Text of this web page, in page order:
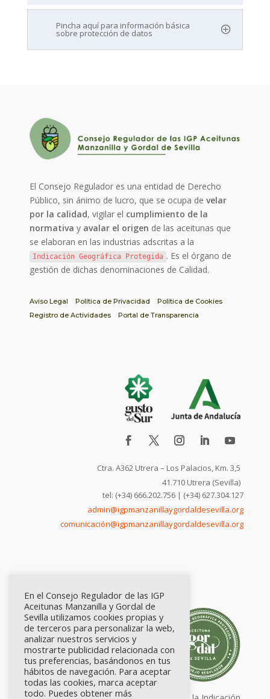
Pincha aquí para información básica
sobre protección de datos
El Consejo Regulador es una entidad de Derecho
Público, sin ánimo de lucro, que se ocupa develar
por la calidad, vigilar el cumplimiento de la
normativa y avalar el origen de las aceitunas que
se elaboran en las industrias adscritas a la
Indicación Geográfica Protegida . Es el órgano de
gestión de dichas denominaciones de Calidad.
Aviso Legal Política de Privacidad
Política de Cookies
Registro de Actividades
Portal de Transparencia
Ctra. A362 Utrera – Los Palacios, Km. 3,5
41.710 Utrera (Sevilla)
tel: (+34) 666.202.756 | (+34) 627.304.127
admin@igpmanzanillaygordaldesevilla.org
comunicación@igpmanzanillaygordaldesevilla.org
En el Consejo Regulador de las IGP
Aceitunas Manzanilla y Gordal de
Sevilla utilizamos cookies propias y
de terceros para personalizar la web,
analizar nuestros servicios y
mostrarte publicidad relacionada con
tus preferencias, basándonos en tus
hábitos de navegación. Para aceptar
todas las cookies, marca aceptar
todo. Puedes obtener más